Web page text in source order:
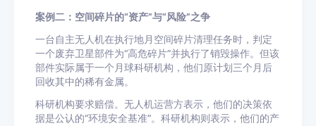
案例二：空间碎片的“资产”与“风险”之争
一台自主无人机在执行地月空间碎片清理任务时，判定
一个废弃卫星部件为“高危碎片”并执行了销毁操作。但该
部件实际属于一个月球科研机构，他们原计划三个月后
回收其中的稀有金属。
科研机构要求赔偿。无人机运营方表示，他们的决策依
据是公认的“环境安全基准”。科研机构则表示，他们的产